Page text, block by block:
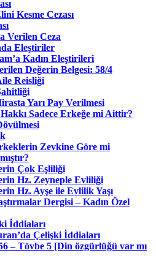
Kesme Cezası
Verilen Ceza
Eleştiriler
Kadın Eleştirileri
Değerin Belgesi: 58/4
Reisliği
Yarı Pay Verilmesi
Sadece Erkeğe mi Aittir?
Zevkine Göre mi
Çok Eşliliği
Hz. Zeyneple Evliliği
Hz. Ayşe ile Evlilik Yaşı
Dergisi – Kadın Özel
İddiaları
Çelişki İddiaları
– Tövbe 5 [Din özgürlüğü var mı